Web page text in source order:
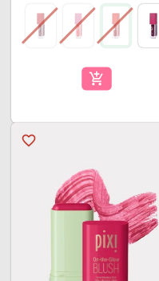
🎓
add_shopping_cart
favorite_border